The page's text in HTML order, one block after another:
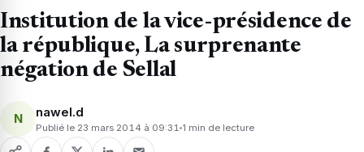
Institution de la vice-présidence de
la république, La surprenante
négation de Sellal
N nawel.d
Publié le 23 mars 2014 à 09:31 1 min de lecture